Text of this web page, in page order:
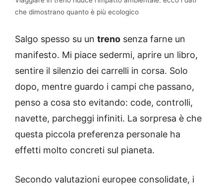
che dimostrano quanto è più ecologico
Salgo spesso su un treno senza farne un
manifesto. Mi piace sedermi, aprire un libro,
sentire il silenzio dei carrelli in corsa. Solo
dopo, mentre guardo i campi che passano,
penso a cosa sto evitando: code, controlli,
navette, parcheggi infiniti. La sorpresa è che
questa piccola preferenza personale ha
effetti molto concreti sul pianeta.
Secondo valutazioni europee consolidate, i